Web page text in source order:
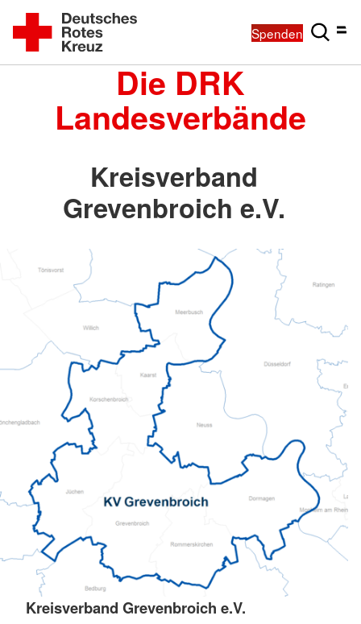
Spenden
Die DRK
Landesverbände
Kreisverband
Grevenbroich e.V.
Kreisverband Grevenbroich e.V.